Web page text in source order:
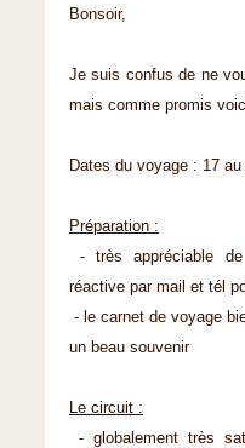
‌Bonsoir,
Je suis confus de ne
mais comme promis
Dates du voyage : 17
Préparation :
- très appréciable
réactive par mail et tél
- le carnet de voyage
un beau souvenir
Le circuit :
- globalement très